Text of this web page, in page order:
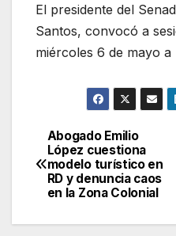
El presidente del
Santos, convocó a
miércoles 6 de mayo a
Navegación
de
Abogado Emilio
López cuestiona
modelo turístico en
RD y denuncia caos
en la Zona Colonial